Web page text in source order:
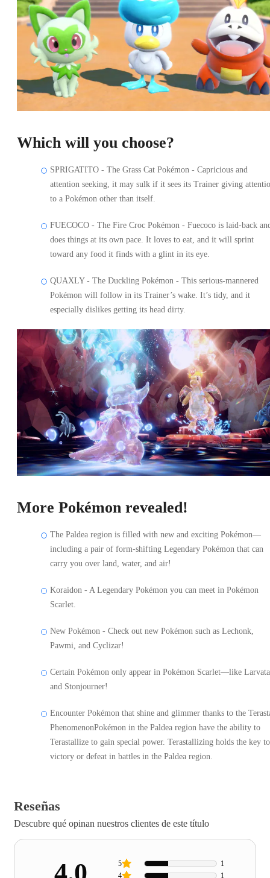
Which will you choose?
SPRIGATITO - The Grass Cat Pokémon - Capricious and
attention seeking, it may sulk if it sees its Trainer giving
to a Pokémon other than itself.
FUECOCO - The Fire Croc Pokémon - Fuecoco is laid-back
does things at its own pace. It loves to eat, and it will sprint
toward any food it finds with a glint in its eye.
QUAXLY - The Duckling Pokémon - This serious-mannered
Pokémon will follow in its Trainer’s wake. It’s tidy, and it
especially dislikes getting its head dirty.
More Pokémon revealed!
The Paldea region is filled with new and exciting Pokémon—
including a pair of form-shifting Legendary Pokémon that can
carry you over land, water, and air!
Koraidon - A Legendary Pokémon you can meet in Pokémon
Scarlet.
New Pokémon - Check out new Pokémon such as Lechonk,
Pawmi, and Cyclizar!
Certain Pokémon only appear in Pokémon Scarlet—like
and Stonjourner!
Encounter Pokémon that shine and glimmer thanks to the
PhenomenonPokémon in the Paldea region have the ability to
Terastallize to gain special power. Terastallizing holds the key to
victory or defeat in battles in the Paldea region.
Reseñas
Descubre qué opinan nuestros clientes de este título
4 1
5 1